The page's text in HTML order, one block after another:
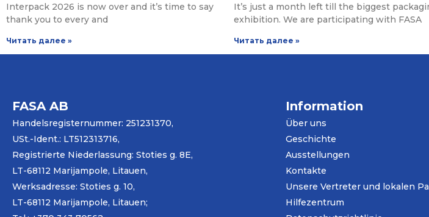
Interpack 2026 is now over and it’s time to say
thank you to every and
Читать далее »
It’s just a month left till the biggest
exhibition. We are participating with FASA
Читать далее »
FASA AB
Handelsregisternummer: 251231370,
USt.-Ident.: LT512313716,
Registrierte Niederlassung: Stoties g. 8E,
LT-68112 Marijampole, Litauen,
Werksadresse: Stoties g. 10,
LT-68112 Marijampole, Litauen;
Information
Über uns
Geschichte
Ausstellungen
Kontakte
Unsere Vertreter und lokalen
Hilfezentrum